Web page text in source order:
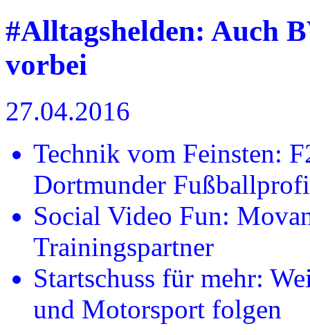
#Alltagshelden: Auch
vorbei
27.04.2016
Technik vom Feinsten:
Dortmunder
Social Video Fun:
Trainingspartner
Startschuss für mehr:
und Motorsport folgen